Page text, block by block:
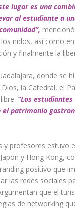
lugar es una
al estudiante a
nidos, así como
y finalmente la
donde se
la Catedral, el
“Los
el patrimonio
y profesores estuvo
y Hong Kong,
positivo que
las redes sociales
que el
de networking